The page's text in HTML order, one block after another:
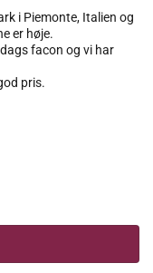
i Piemonte, Italien og
er høje.
facon og vi har
pris.